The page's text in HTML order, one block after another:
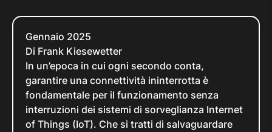
Gennaio 2025
Di Frank Kiesewetter
In un’epoca in cui ogni secondo conta,
garantire una connettività ininterrotta è
fondamentale per il funzionamento senza
interruzioni dei sistemi di sorveglianza Internet
of Things (IoT). Che si tratti di salvaguardare